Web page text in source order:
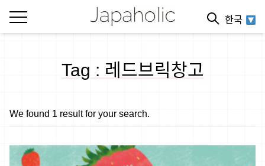
한국
Tag : 레드브릭창고
We found 1 result for your search.